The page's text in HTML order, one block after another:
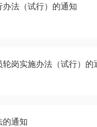
法（试行）的通知
岗实施办法（试行）的
的通知